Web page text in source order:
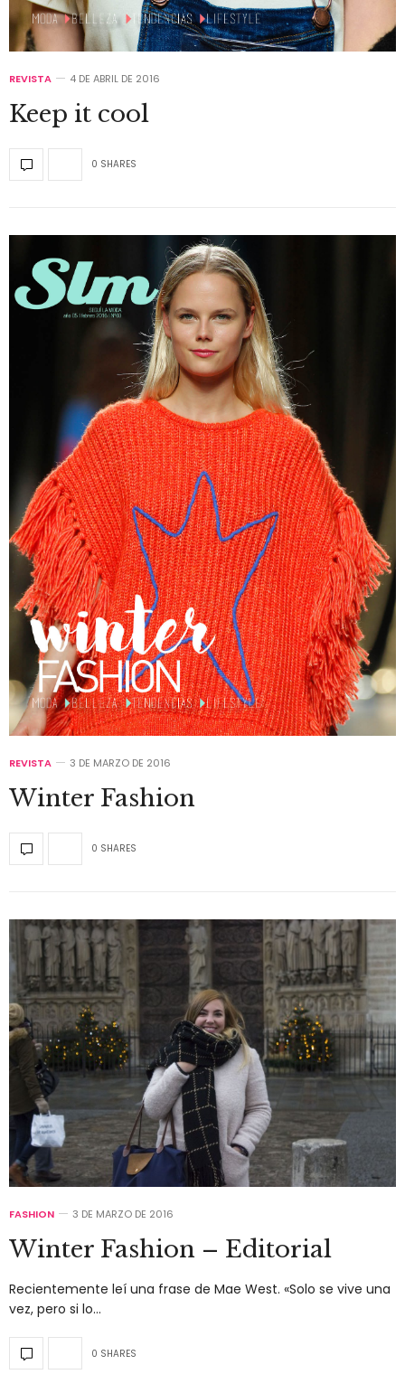
REVISTA 4 DE ABRIL DE 2016
Keep it cool
0 SHARES
REVISTA 3 DE MARZO DE 2016
Winter Fashion
0 SHARES
FASHION 3 DE MARZO DE 2016
Winter Fashion – Editorial
Recientemente leí una frase de Mae West. «Solo se vive una
vez, pero si lo…
0 SHARES